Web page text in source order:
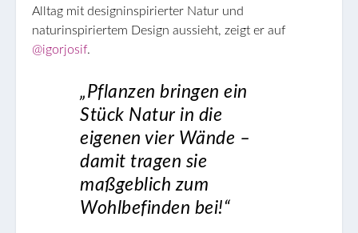
Alltag mit designinspirierter Natur und
naturinspiriertem Design aussieht, zeigt er auf
@igorjosif.
„Pflanzen bringen ein
Stück Natur in die
eigenen vier Wände –
damit tragen sie
maßgeblich zum
Wohlbefinden bei!“